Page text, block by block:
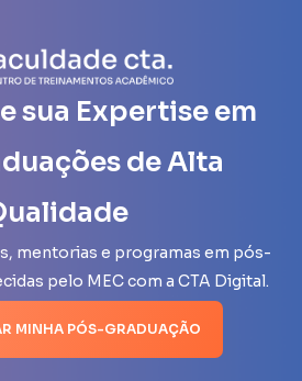
sua Expertise em
de Alta
mentorias e programas em pós-
pelo MEC com a CTA Digital.
MINHA PÓS-GRADUAÇÃO